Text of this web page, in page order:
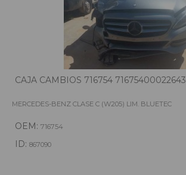
CAJA CAMBIOS 716754 71675400022643
MERCEDES-BENZ CLASE C (W205) LIM. BLUETEC
OEM: 716754
ID: 867090